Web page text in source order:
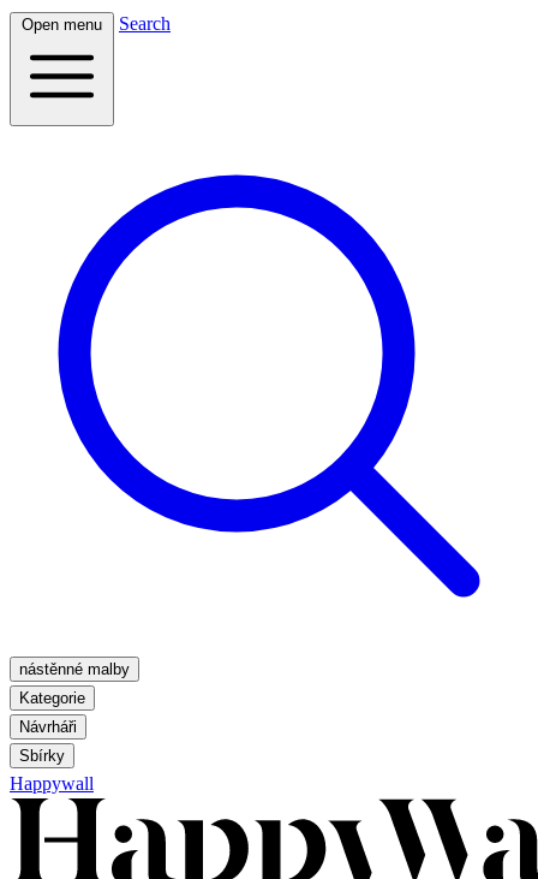
Open menu Search
nástěnné malby
Kategorie
Návrháři
Sbírky
Happywall